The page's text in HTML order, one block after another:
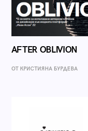
AFTER OBLIVION
ОТ КРИСТИЯНА БУРДЕВА